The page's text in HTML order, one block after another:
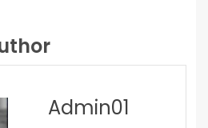
Admin01